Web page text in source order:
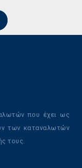
που έχει ως
των καταναλωτών
τους.